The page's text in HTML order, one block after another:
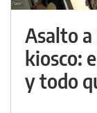
Asalto a
kiosco:
y todo